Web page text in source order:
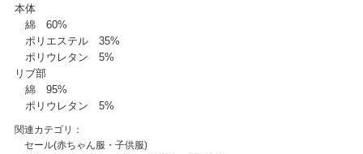
本体
綿 60%
ポリエステル 35%
ポリウレタン 5%
リブ部
綿 95%
ポリウレタン 5%
関連カテゴリ：
セール(赤ちゃん服・子供服)